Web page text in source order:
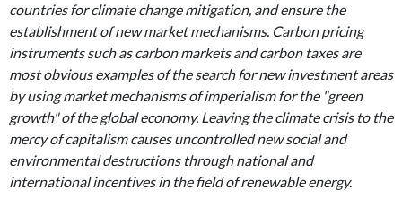
countries for climate change mitigation, and ensure the
establishment of new market mechanisms. Carbon pricing
instruments such as carbon markets and carbon taxes are
most obvious examples of the search for new investment areas
by using market mechanisms of imperialism for the "green
growth" of the global economy. Leaving the climate crisis to the
mercy of capitalism causes uncontrolled new social and
environmental destructions through national and
international incentives in the field of renewable energy.